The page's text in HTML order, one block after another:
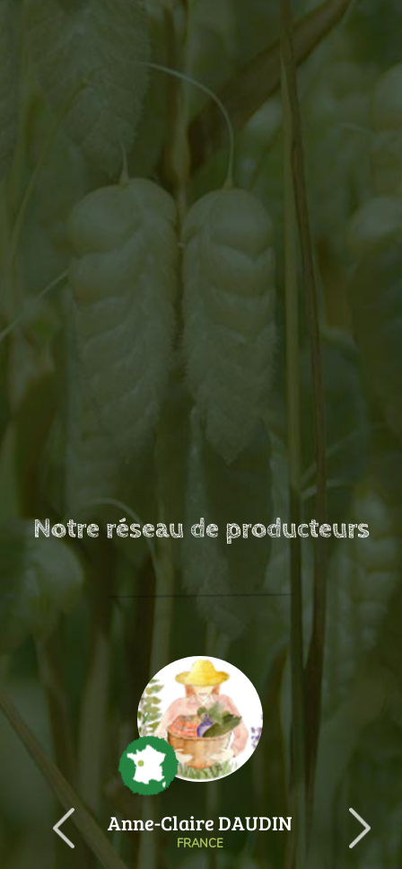
Notre réseau de producteurs
Anne-Claire DAUDIN
FRANCE